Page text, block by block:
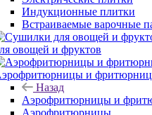
Индукционные плитки
Встраиваемые варочные
овощей и фруктов
и
Назад
Аэрофритюрницы и
Аэрофритюрницы